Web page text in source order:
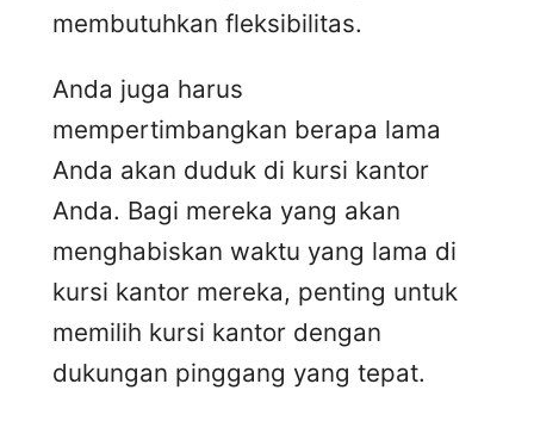
membutuhkan fleksibilitas.
Anda juga harus
mempertimbangkan berapa lama
Anda akan duduk di kursi kantor
Anda. Bagi mereka yang akan
menghabiskan waktu yang lama di
kursi kantor mereka, penting untuk
memilih kursi kantor dengan
dukungan pinggang yang tepat.